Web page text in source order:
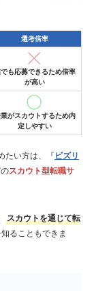
選考倍率
も応募できるため倍率
が高い
がスカウトするため内
定しやすい
たい方は、『 ビズリ
スカウト型転職サ
スカウトを通じて転
ることもできま